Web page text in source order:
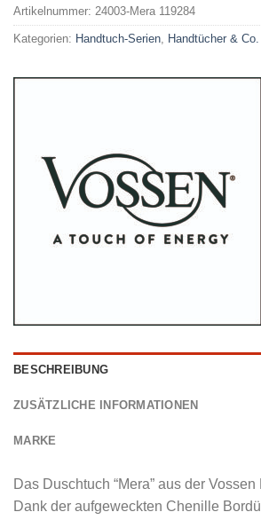
Artikelnummer: 24003-Mera 119284
Kategorien: Handtuch-Serien Handtücher & Co.
BESCHREIBUNG
ZUSÄTZLICHE INFORMATIONEN
MARKE
Das Duschtuch “Mera” aus der
Dank der aufgeweckten Chenille